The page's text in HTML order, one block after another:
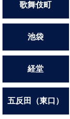
歌舞伎町
池袋
経堂
五反田（東口）
南浦和
熊谷
松原＞
北浦和（西口）
津田沼